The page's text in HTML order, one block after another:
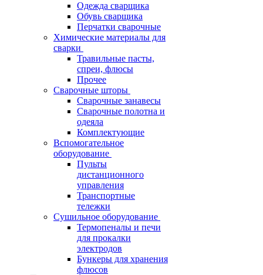
Одежда сварщика
Обувь сварщика
Перчатки сварочные
Химические материалы для
сварки
Травильные пасты,
спреи, флюсы
Прочее
Сварочные шторы
Сварочные занавесы
Сварочные полотна и
одеяла
Комплектующие
Вспомогательное
оборудование
Пульты
дистанционного
управления
Транспортные
тележки
Сушильное оборудование
Термопеналы и печи
для прокалки
электродов
Бункеры для хранения
флюсов